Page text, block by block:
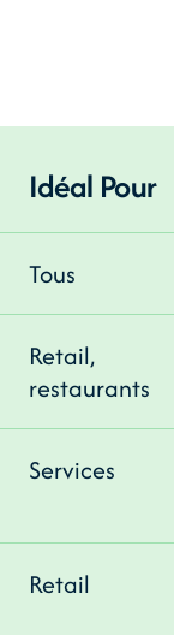
Idéal Pour
Tous
Retail,
restaurants
Services
Retail